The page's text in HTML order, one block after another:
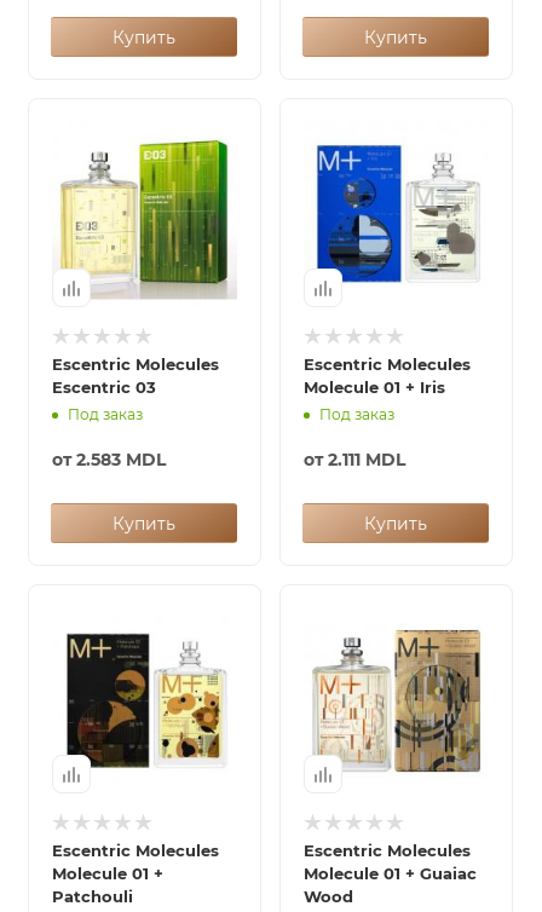
Купить Купить
Escentric Molecules
Escentric 03
Под заказ
от2.583 MDL
Купить
Escentric Molecules
Molecule 01 + Iris
Под заказ
от2.111 MDL
Купить
Escentric Molecules
Molecule 01 +
Patchouli
Escentric Molecules
Molecule 01 + Guaiac
Wood